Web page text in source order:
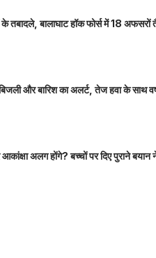
तबादले, बालाघाट हॉक फोर्स में 18
और बारिश का अलर्ट, तेज हवा के साथ
आकांक्षा अलग होंगे? बच्चों पर दिए पुराने